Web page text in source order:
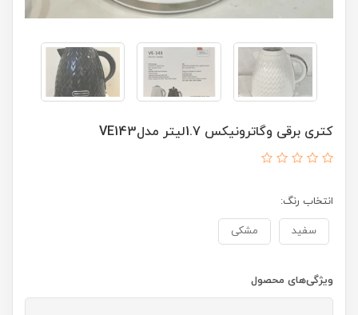
کتری برقی وگاترونیکس 1.7لیتر مدلVE143
انتخاب رنگ:
سفید مشکی
ویژگی‌های محصول